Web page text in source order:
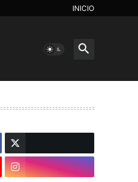
INICIO